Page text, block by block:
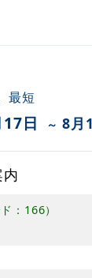
最短
日 ～ 8月
：166）